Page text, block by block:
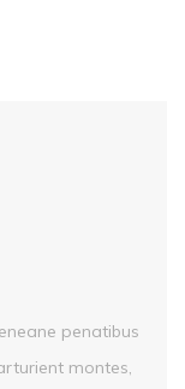
penatibus
montes,